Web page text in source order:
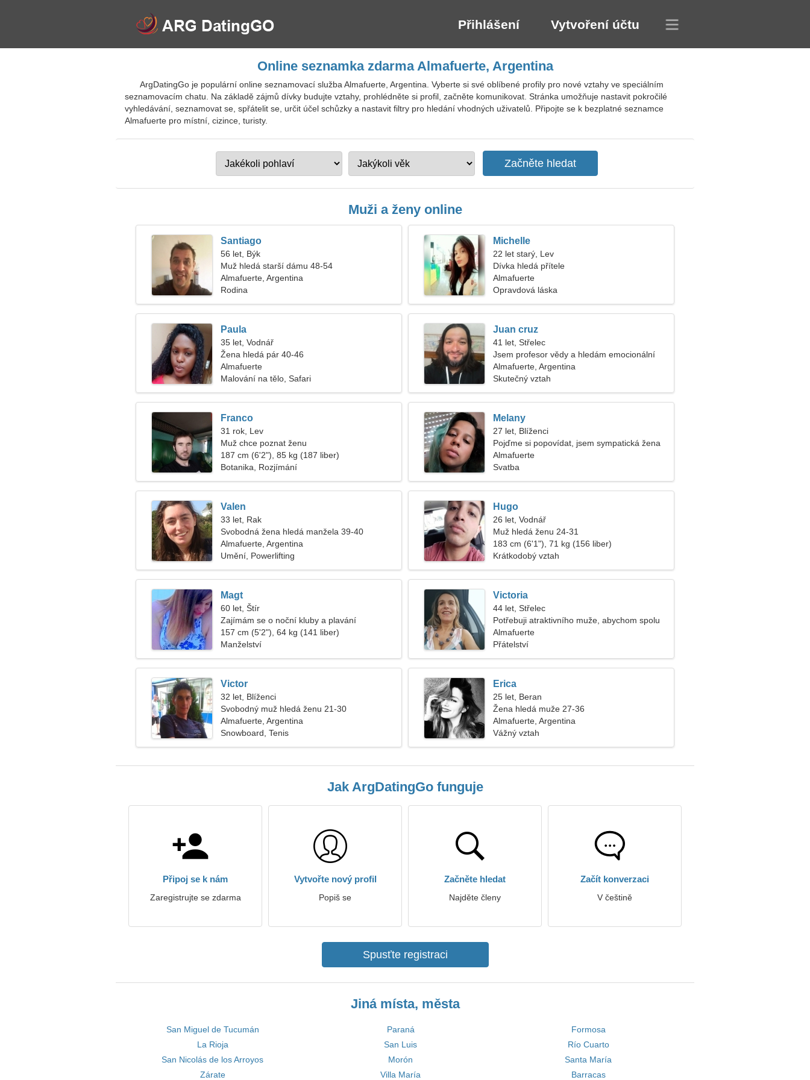
Přihlášení Vytvoření účtu
Online seznamka zdarma Almafuerte, Argentina
ArgDatingGo je populární online seznamovací služba Almafuerte, Argentina. Vyberte si své oblíbené profily pro nové vztahy ve speciálním
seznamovacím chatu. Na základě zájmů dívky budujte vztahy, prohlédněte si profil, začněte komunikovat. Stránka umožňuje nastavit pokročilé
vyhledávání, seznamovat se, spřátelit se, určit účel schůzky a nastavit filtry pro hledání vhodných uživatelů. Připojte se k bezplatné seznamce
Almafuerte pro místní, cizince, turisty.
Muži a ženy online
Santiago
56 let, Býk
Muž hledá starší dámu 48-54
Almafuerte, Argentina
Rodina
Michelle
22 let starý, Lev
Dívka hledá přítele
Almafuerte
Opravdová láska
Paula
35 let, Vodnář
Žena hledá pár 40-46
Almafuerte
Malování na tělo, Safari
Juan cruz
41 let, Střelec
Jsem profesor vědy a hledám emocionální
ženu
Almafuerte, Argentina
Skutečný vztah
Franco
31 rok, Lev
Muž chce poznat ženu
187 cm (6'2"), 85 kg (187 liber)
Botanika, Rozjímání
Melany
27 let, Blíženci
Pojďme si popovídat, jsem sympatická žena
Almafuerte
Svatba
Valen
33 let, Rak
Svobodná žena hledá manžela 39-40
Almafuerte, Argentina
Umění, Powerlifting
Hugo
26 let, Vodnář
Muž hledá ženu 24-31
183 cm (6'1"), 71 kg (156 liber)
Krátkodobý vztah
Magt
60 let, Štír
Zajímám se o noční kluby a plavání
157 cm (5'2"), 64 kg (141 liber)
Manželství
Victoria
44 let, Střelec
Potřebuji atraktivního muže, abychom spolu
cestovali
Almafuerte
Přátelství
Victor
32 let, Blíženci
Svobodný muž hledá ženu 21-30
Almafuerte, Argentina
Snowboard, Tenis
Erica
25 let, Beran
Žena hledá muže 27-36
Almafuerte, Argentina
Vážný vztah
Jak ArgDatingGo funguje
Připoj se k nám
Zaregistrujte se zdarma
Vytvořte nový profil
Popiš se
Začněte hledat
Najděte členy
Začít konverzaci
V češtině
Spusťte registraci
Jiná místa, města
San Miguel de Tucumán Paraná
Formosa
La Rioja
San Luis
Río Cuarto
San Nicolás de los Arroyos
Morón
Santa María
Zárate
Villa María Barracas